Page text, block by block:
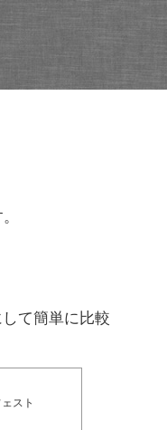
て簡単に比較
スト